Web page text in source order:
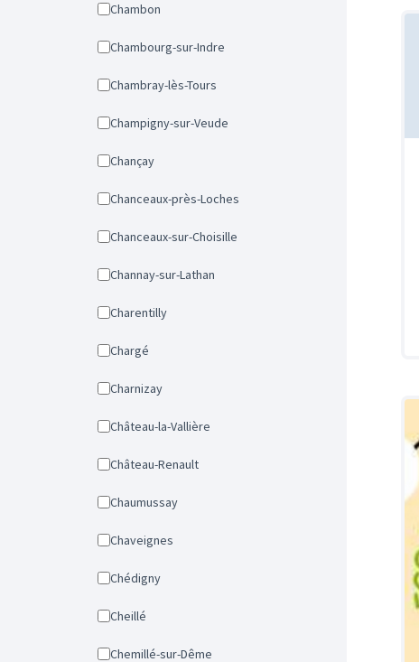
Chambon
Chambourg-sur-Indre
Chambray-lès-Tours
Champigny-sur-Veude
Chançay
Chanceaux-près-Loches
Chanceaux-sur-Choisille
Channay-sur-Lathan
Charentilly
Chargé
Charnizay
Château-la-Vallière
Château-Renault
Chaumussay
Chaveignes
Chédigny
Cheillé
Chemillé-sur-Dême